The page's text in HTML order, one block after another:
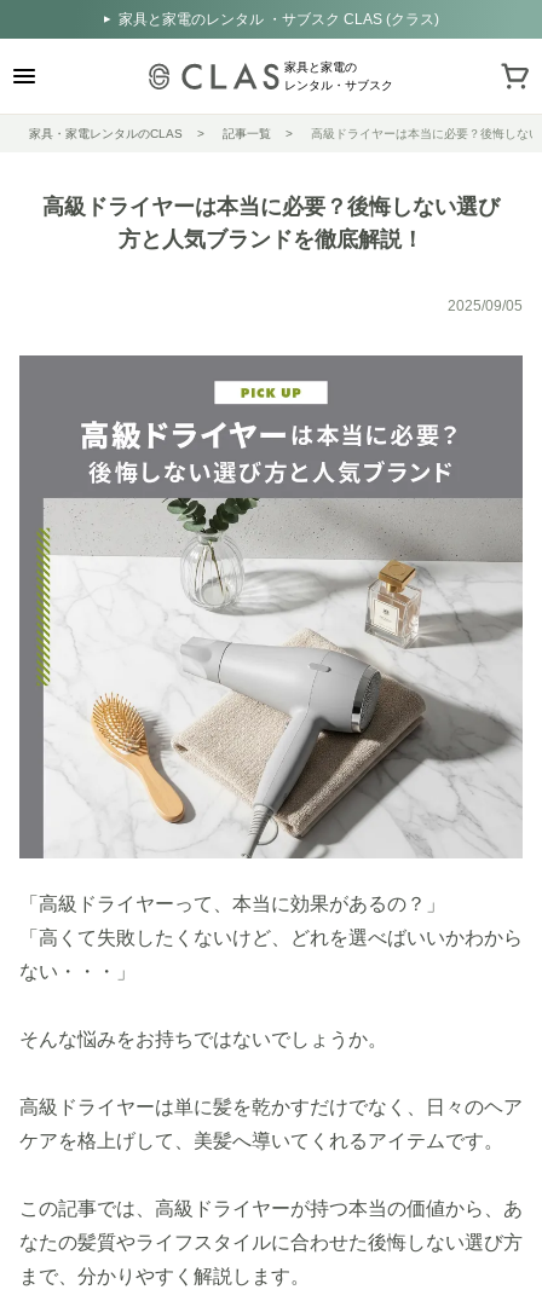
家具と家電のレンタル ・サブスク CLAS (クラス)
家具と家電の
レンタル・サブスク
家具・家電レンタルのCLAS 記事一覧 高級ドライヤーは本当に必要？後悔しな
高級ドライヤーは本当に必要？後悔しない選び
方と人気ブランドを徹底解説！
2025/09/05
「高級ドライヤーって、本当に効果があるの？」
「高くて失敗したくないけど、どれを選べばいいかわから
ない・・・」
そんな悩みをお持ちではないでしょうか。
高級ドライヤーは単に髪を乾かすだけでなく、日々のヘア
ケアを格上げして、美髪へ導いてくれるアイテムです。
この記事では、高級ドライヤーが持つ本当の価値から、あ
なたの髪質やライフスタイルに合わせた後悔しない選び方
まで、分かりやすく解説します。